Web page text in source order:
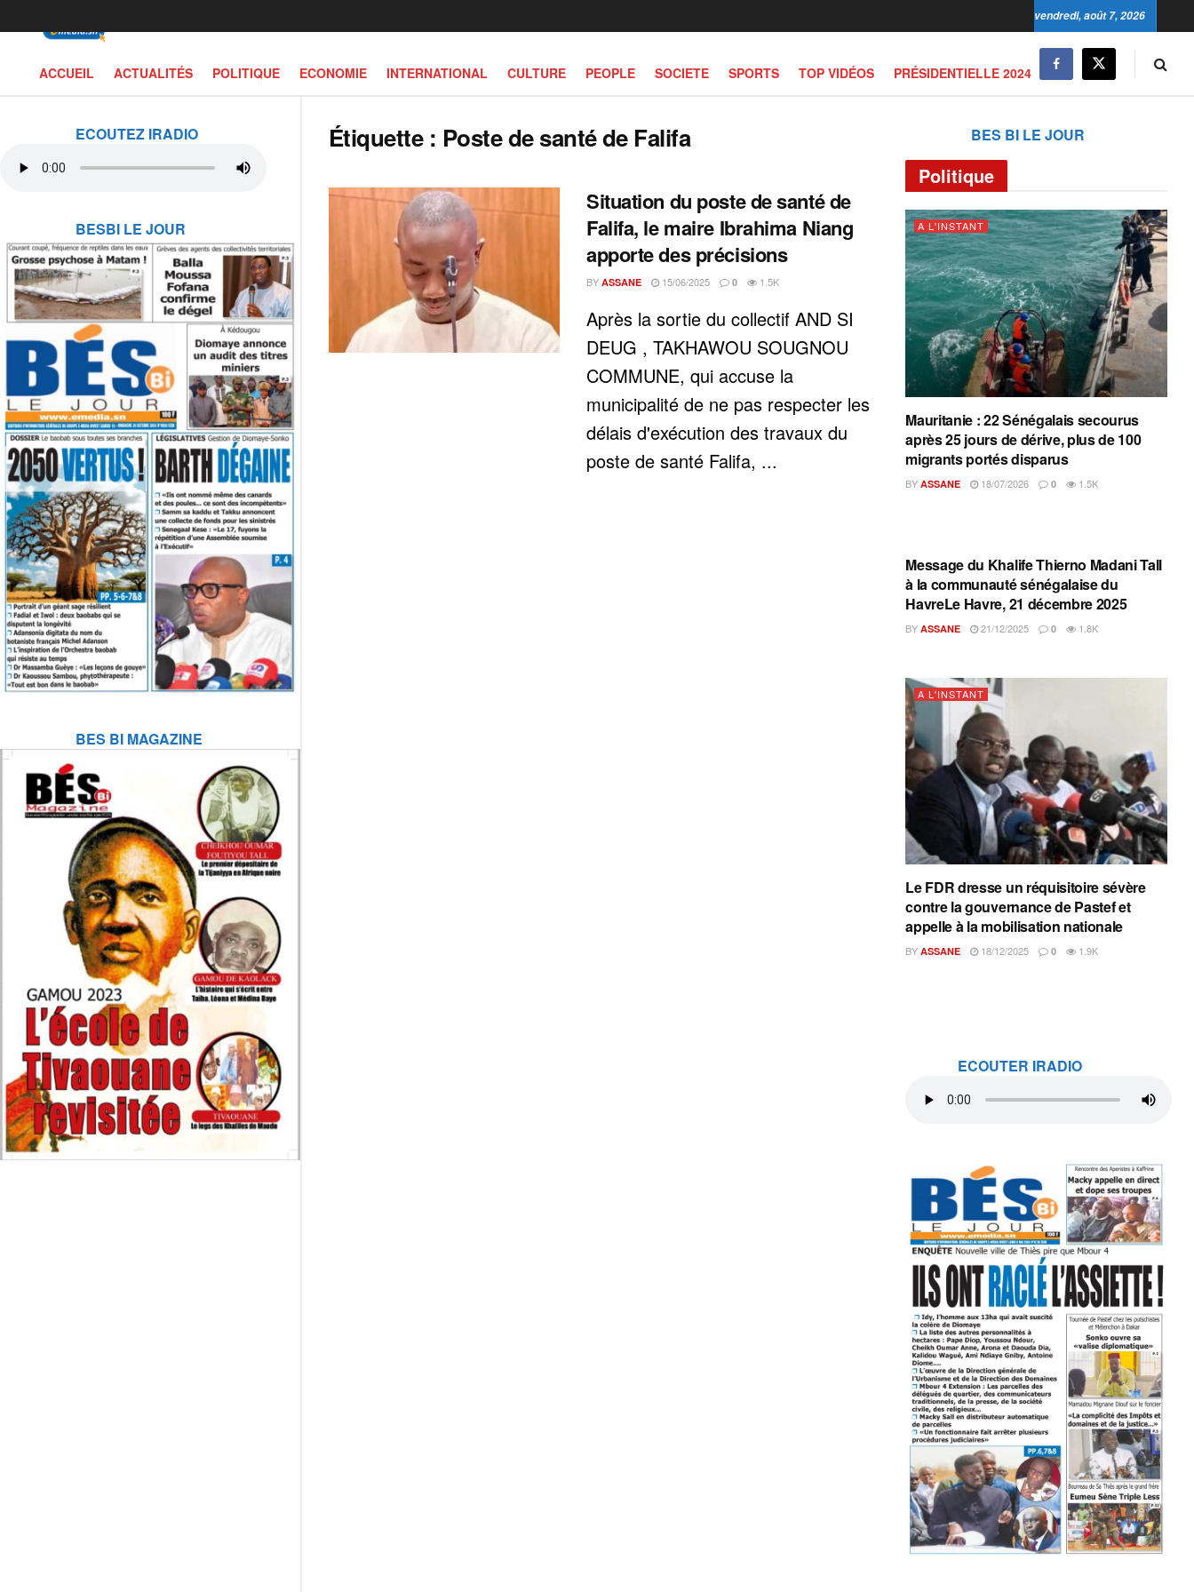
ECOUTEZ IRADIO
BESBI LE JOUR
BES BI MAGAZINE
vendredi, août 7, 2026
ACCUEIL ACTUALITÉS POLITIQUE ECONOMIE INTERNATIONAL CULTURE PEOPLE SOCIETE SPORTS TOP VIDÉOS PRÉSIDENTIELLE 2024
Étiquette : Poste de santé de Falifa
Situation du poste de santé de
Falifa, le maire Ibrahima Niang
apporte des précisions
BY ASSANE 15/06/2025 0 1.5K
Après la sortie du collectif AND SI
DEUG , TAKHAWOU SOUGNOU
COMMUNE, qui accuse la
municipalité de ne pas respecter les
délais d'exécution des travaux du
poste de santé Falifa, ...
BES BI LE JOUR
Politique
A L'INSTANT
Mauritanie : 22 Sénégalais secourus
après 25 jours de dérive, plus de 100
migrants portés disparus
BY ASSANE 18/07/2026 0 1.5K
A L'INSTANT
Message du Khalife Thierno Madani Tall
à la communauté sénégalaise du
HavreLe Havre, 21 décembre 2025
BY ASSANE 21/12/2025 0 1.8K
A L'INSTANT
Le FDR dresse un réquisitoire sévère
contre la gouvernance de Pastef et
appelle à la mobilisation nationale
BY ASSANE 18/12/2025 0 1.9K
ECOUTER IRADIO